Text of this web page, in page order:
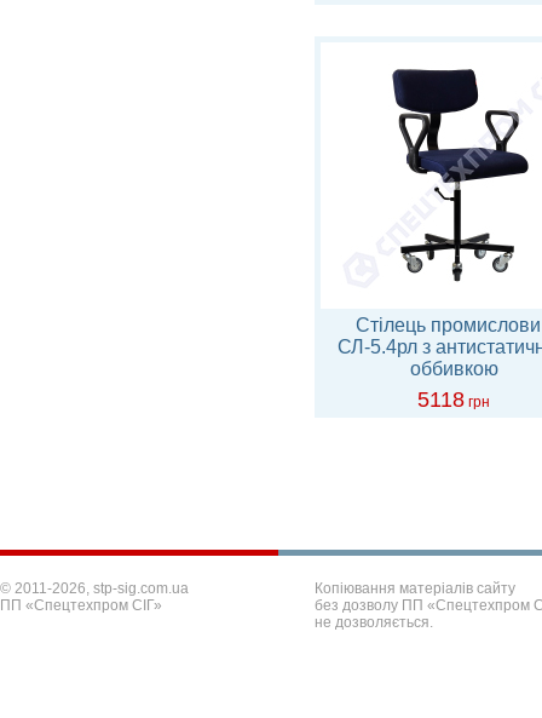
Стілець
СЛ-5.4рл з
оббивкою
5118 грн
© 2011-2026, stp-sig.com.ua
ПП «Спецтехпром СІГ»
Копіювання матеріалів сайту
без дозволу ПП «Спецтехпром
не дозволяється.